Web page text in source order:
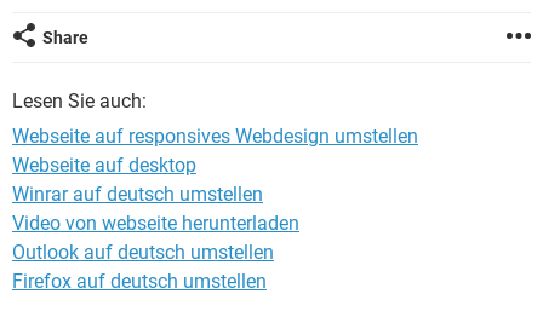
Share
Lesen Sie auch:
Webseite auf responsives Webdesign umstellen
Webseite auf desktop
Winrar auf deutsch umstellen
Video von webseite herunterladen
Outlook auf deutsch umstellen
Firefox auf deutsch umstellen